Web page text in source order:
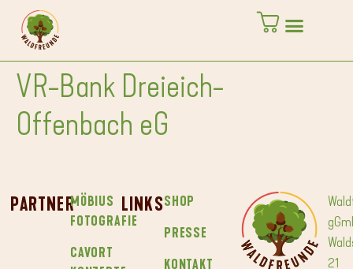
springen
VR-Bank Dreieich-
Offenbach eG
21
LINKSSHOP
PRESSE
KONTAKT
PARTNERMÖBIUS
FOTOGRAFIE
CAVORT